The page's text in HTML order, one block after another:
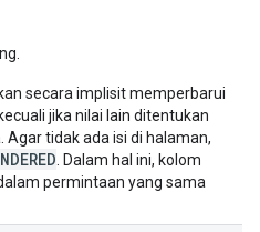
secara implisit memperbarui
jika nilai lain ditentukan
tidak ada isi di halaman,
. Dalam hal ini, kolom
permintaan yang sama